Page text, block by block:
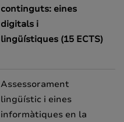
continguts: eines
digitals i
lingüístiques (15 ECTS)
Assessorament
lingüístic i eines
informàtiques en la